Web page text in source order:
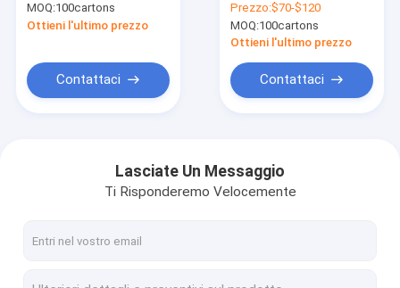
Briciole di pane giapponesi di Panko
Yaki Nori Seaweed
Zenzero marinato dei sushi
Salsa di soia scura leggera
secco 200g
MOQ:100cartons
Ottieni l'ultimo prezzo
Contattaci
del fungo di shiitake
di 10x10mm Brown
Prezzo:$70-$120
MOQ:100cartons
Ottieni l'ultimo prezzo
Contattaci
Lasciate Un Messaggio
Ti Risponderemo Velocemente